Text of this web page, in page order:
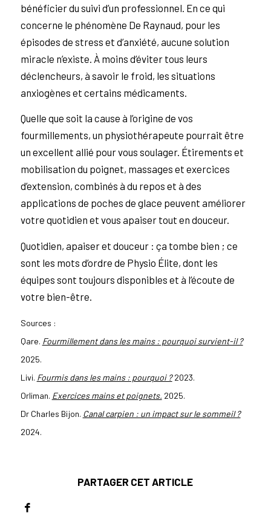
bénéficier du suivi d’un professionnel. En ce qui
concerne le phénomène De Raynaud, pour les
épisodes de stress et d’anxiété, aucune solution
miracle n’existe. À moins d’éviter tous leurs
déclencheurs, à savoir le froid, les situations
anxiogènes et certains médicaments.
Quelle que soit la cause à l’origine de vos
fourmillements, un physiothérapeute pourrait être
un excellent allié pour vous soulager. Étirements et
mobilisation du poignet, massages et exercices
d’extension, combinés à du repos et à des
applications de poches de glace peuvent améliorer
votre quotidien et vous apaiser tout en douceur.
Quotidien, apaiser et douceur : ça tombe bien ; ce
sont les mots d’ordre de Physio Élite, dont les
équipes sont toujours disponibles et à l’écoute de
votre bien-être.
Sources :
Qare. Fourmillement dans les mains : pourquoi survient-il ?
2025.
Livi. Fourmis dans les mains : pourquoi ?2023.
Orliman. Exercices mains et poignets. 2025.
Dr Charles Bijon. Canal carpien : un impact sur le sommeil ?
2024.
PARTAGER CET ARTICLE